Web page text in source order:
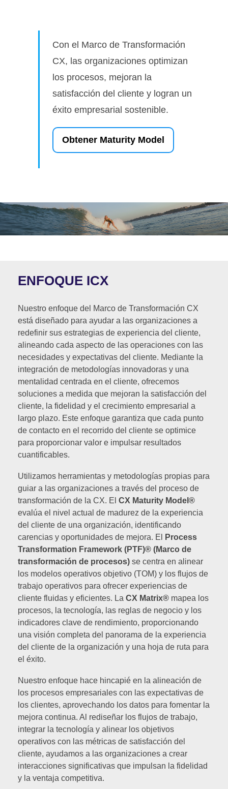
Con el Marco de Transformación
CX, las organizaciones optimizan
los procesos, mejoran la
satisfacción del cliente y logran un
éxito empresarial sostenible.
Obtener Maturity Model
ENFOQUE ICX
Nuestro enfoque del Marco de Transformación CX
está diseñado para ayudar a las organizaciones a
redefinir sus estrategias de experiencia del cliente,
alineando cada aspecto de las operaciones con las
necesidades y expectativas del cliente. Mediante la
integración de metodologías innovadoras y una
mentalidad centrada en el cliente, ofrecemos
soluciones a medida que mejoran la satisfacción del
cliente, la fidelidad y el crecimiento empresarial a
largo plazo. Este enfoque garantiza que cada punto
de contacto en el recorrido del cliente se optimice
para proporcionar valor e impulsar resultados
cuantificables.
Utilizamos herramientas y metodologías propias para
guiar a las organizaciones a través del proceso de
transformación de la CX. El CX Maturity Model®
evalúa el nivel actual de madurez de la experiencia
del cliente de una organización, identificando
carencias y oportunidades de mejora. El
Process
Transformation Framework (PTF)® (Marco de
transformación de procesos) se centra en alinear
los modelos operativos objetivo (TOM) y los flujos de
trabajo operativos para ofrecer experiencias de
cliente fluidas y eficientes. La CX Matrix® mapea los
procesos, la tecnología, las reglas de negocio y los
indicadores clave de rendimiento, proporcionando
una visión completa del panorama de la experiencia
del cliente de la organización y una hoja de ruta para
el éxito.
Nuestro enfoque hace hincapié en la alineación de
los procesos empresariales con las expectativas de
los clientes, aprovechando los datos para fomentar la
mejora continua. Al rediseñar los flujos de trabajo,
integrar la tecnología y alinear los objetivos
operativos con las métricas de satisfacción del
cliente, ayudamos a las organizaciones a crear
interacciones significativas que impulsan la fidelidad
y la ventaja competitiva.